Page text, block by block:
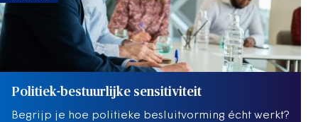
Politiek-bestuurlijke sensitiviteit
Begrijp je hoe politieke besluitvorming écht werkt?